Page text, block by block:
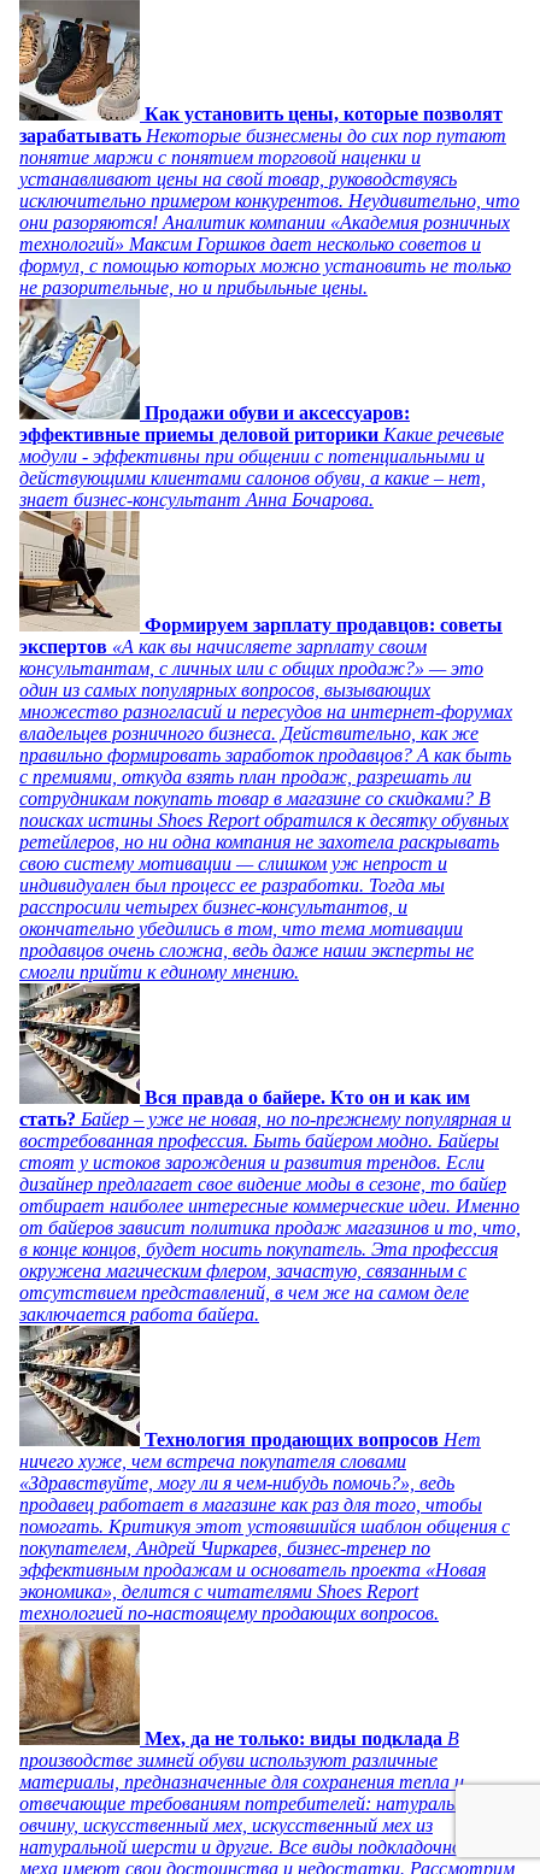
Как установить цены, которые позволят
зарабатывать Некоторые бизнесмены до сих пор путают
понятие маржи с понятием торговой наценки и
устанавливают цены на свой товар, руководствуясь
исключительно примером конкурентов. Неудивительно, что
они разоряются! Аналитик компании «Академия розничных
технологий» Максим Горшков дает несколько советов и
формул, с помощью которых можно установить не только
не разорительные, но и прибыльные цены.
Продажи обуви и аксессуаров:
эффективные приемы деловой риторики Какие речевые
модули - эффективны при общении с потенциальными и
действующими клиентами салонов обуви, а какие – нет,
знает бизнес-консультант Анна Бочарова.
Формируем зарплату продавцов: советы
экспертов «А как вы начисляете зарплату своим
консультантам, с личных или с общих продаж?» — это
один из самых популярных вопросов, вызывающих
множество разногласий и пересудов на интернет-форумах
владельцев розничного бизнеса. Действительно, как же
правильно формировать заработок продавцов? А как быть
с премиями, откуда взять план продаж, разрешать ли
сотрудникам покупать товар в магазине со скидками? В
поисках истины Shoes Report обратился к десятку обувных
ретейлеров, но ни одна компания не захотела раскрывать
свою систему мотивации — слишком уж непрост и
индивидуален был процесс ее разработки. Тогда мы
расспросили четырех бизнес-консультантов, и
окончательно убедились в том, что тема мотивации
продавцов очень сложна, ведь даже наши эксперты не
смогли прийти к единому мнению.
Вся правда о байере. Кто он и как им
стать? Байер – уже не новая, но по-прежнему популярная и
востребованная профессия. Быть байером модно. Байеры
стоят у истоков зарождения и развития трендов. Если
дизайнер предлагает свое видение моды в сезоне, то байер
отбирает наиболее интересные коммерческие идеи. Именно
от байеров зависит политика продаж магазинов и то, что,
в конце концов, будет носить покупатель. Эта профессия
окружена магическим флером, зачастую, связанным с
отсутствием представлений, в чем же на самом деле
заключается работа байера.
Технология продающих вопросов Нет
ничего хуже, чем встреча покупателя словами
«Здравствуйте, могу ли я чем-нибудь помочь?», ведь
продавец работает в магазине как раз для того, чтобы
помогать. Критикуя этот устоявшийся шаблон общения с
покупателем, Андрей Чиркарев, бизнес-тренер по
эффективным продажам и основатель проекта «Новая
экономика», делится с читателями Shoes Report
технологией по-настоящему продающих вопросов.
Мех, да не только: виды подклада В
производстве зимней обуви используют различные
материалы, предназначенные для сохранения тепла и
отвечающие требованиям потребителей: натуральную
овчину, искусственный мех, искусственный мех из
натуральной шерсти и другие. Все виды подкладочного
меха имеют свои достоинства и недостатки. Рассмотрим